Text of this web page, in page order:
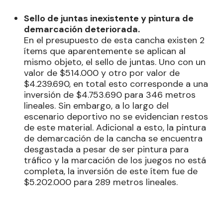
Sello de juntas inexistente y pintura de
demarcación deteriorada.
En el presupuesto de esta cancha existen 2
ítems que aparentemente se aplican al
mismo objeto, el sello de juntas. Uno con un
valor de $514.000 y otro por valor de
$4.239.690, en total esto corresponde a una
inversión de $4.753.690 para 346 metros
lineales. Sin embargo, a lo largo del
escenario deportivo no se evidencian restos
de este material. Adicional a esto, la pintura
de demarcación de la cancha se encuentra
desgastada a pesar de ser pintura para
tráfico y la marcación de los juegos no está
completa, la inversión de este ítem fue de
$5.202.000 para 289 metros lineales.